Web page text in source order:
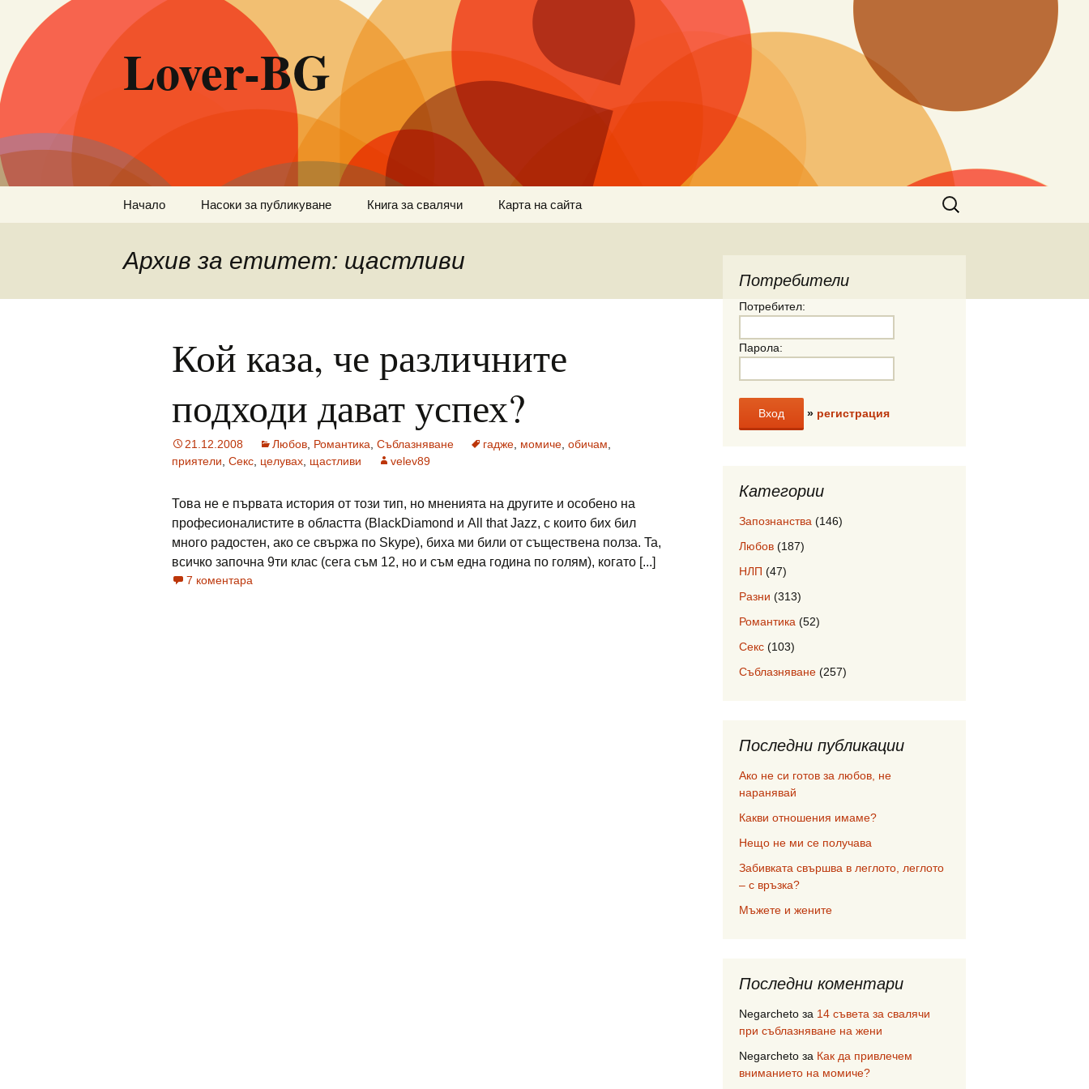
Lover-BG
Начало Насоки за публикуване Книга за свалячи Карта на сайта
Търсене
за:
Архив за етитет: щастливи
Кой каза, че различните
подходи дават успех?
21.12.2008 Любов Романтика Съблазняване гадже момиче обичам
приятели Секс целувах щастливи velev89
Това не е първата история от този тип, но мненията на другите и особено на
професионалистите в областта (BlackDiamond и All that Jazz, с които бих бил
много радостен, ако се свържа по Skype), биха ми били от съществена полза. Ta,
всичко започна 9ти клас (сега съм 12, но и съм една година по голям), когато [...]
7 коментара
Потребители
Потребител:
Парола:
» регистрация
Категории
Запознанства (146)
Любов (187)
НЛП (47)
Разни (313)
Романтика (52)
Секс (103)
Съблазняване (257)
Последни публикации
Ако не си готов за любов, не
наранявай
Какви отношения имаме?
Нещо не ми се получава
Забивката свършва в леглото, леглото
– с връзка?
Мъжете и жените
Последни коментари
Negarcheto за 14 съвета за свалячи
при съблазняване на жени
Negarcheto за Как да привлечем
вниманието на момиче?